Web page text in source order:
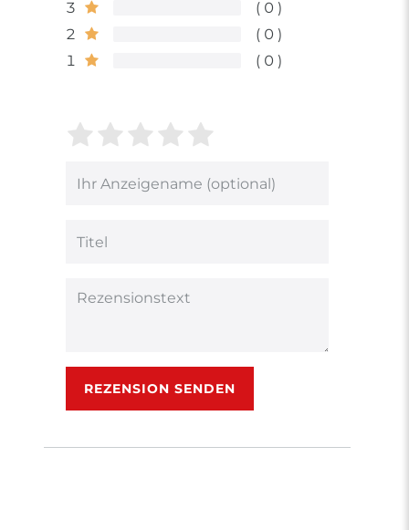
3
0
2
0
1
0
Bewertungssterne
von
4
von
3
2
von
1
von
Bewertungssternen
Anzeigename
Rezensionstext
REZENSION SENDEN